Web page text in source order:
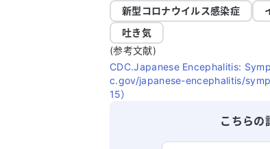
新型コロナウイルス感染症
吐き気
(参考文献)
CDC.Japanese Encephalitis:
c.gov/japanese-encephalitis/
15）
こちらの